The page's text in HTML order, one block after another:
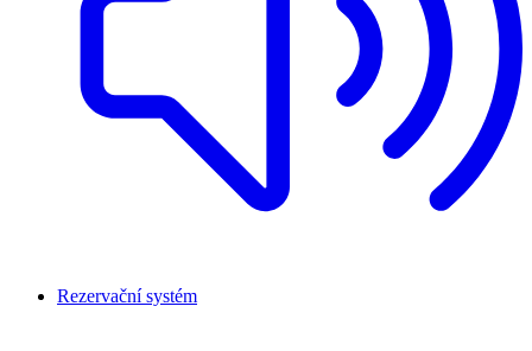
Rezervační systém